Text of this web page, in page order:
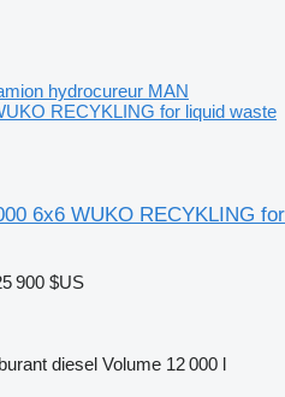
hydrocureur MAN
RECYKLING for liquid waste
6x6 WUKO RECYKLING for
900 $US
diesel Volume 12 000 l